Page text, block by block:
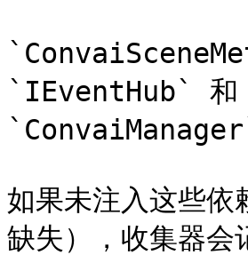
`IEventHub`
如果未注入这些
缺失），收集器会